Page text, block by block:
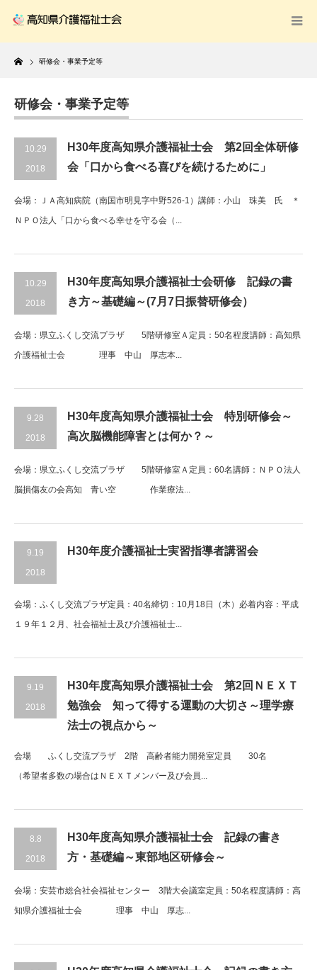
Home
研修会・事業予定等
研修会・事業予定等
10.29
2018
H30年度高知県介護福祉士会 第2回全体研修
会「口から食べる喜びを続けるために」
会場：ＪＡ高知病院（南国市明見字中野526-1）講師：小山 珠美 氏 ＊
ＮＰＯ法人「口から食べる幸せを守る会（...
10.29
2018
H30年度高知県介護福祉士会研修 記録の書
き方～基礎編～(7月7日振替研修会）
会場：県立ふくし交流プラザ 5階研修室Ａ定員：50名程度講師：高知県
介護福祉士会 理事 中山 厚志本...
9.28
2018
H30年度高知県介護福祉士会 特別研修会～
高次脳機能障害とは何か？～
会場：県立ふくし交流プラザ 5階研修室Ａ定員：60名講師：ＮＰＯ法人
脳損傷友の会高知 青い空 作業療法...
9.19
2018
H30年度介護福祉士実習指導者講習会
会場：ふくし交流プラザ定員：40名締切：10月18日（木）必着内容：平成
１９年１２月、社会福祉士及び介護福祉士...
9.19
2018
H30年度高知県介護福祉士会 第2回ＮＥＸＴ
勉強会 知って得する運動の大切さ～理学療
法士の視点から～
会場 ふくし交流プラザ 2階 高齢者能力開発室定員 30名
（希望者多数の場合はＮＥＸＴメンバー及び会員...
8.8
2018
H30年度高知県介護福祉士会 記録の書き
方・基礎編～東部地区研修会～
会場：安芸市総合社会福祉センター 3階大会議室定員：50名程度講師：高
知県介護福祉士会 理事 中山 厚志...